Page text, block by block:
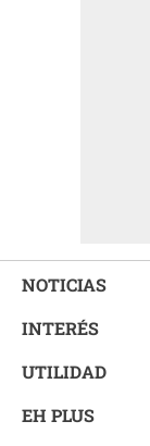
NOTICIAS
INTERÉS
UTILIDAD
EH PLUS